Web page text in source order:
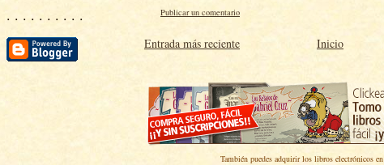
· · · · · · · · · · Publicar un comentario
Entrada más reciente Inicio
También puedes adquirir los libros electrónicos en